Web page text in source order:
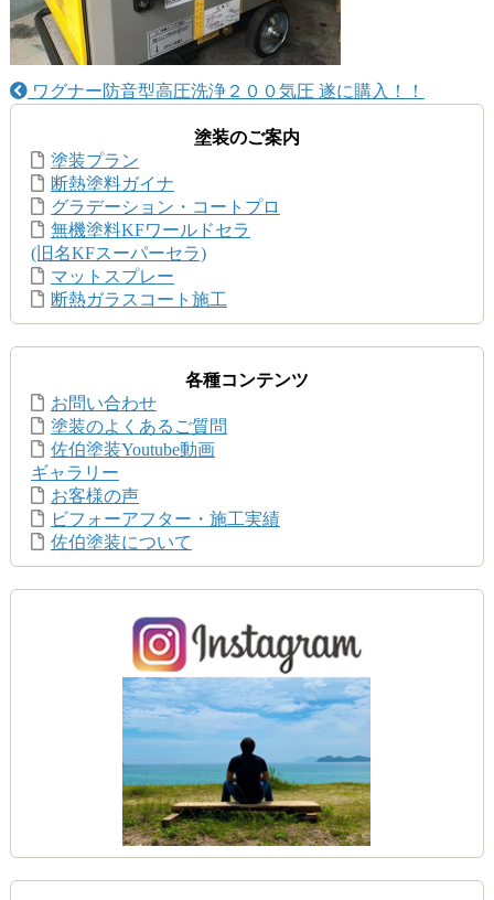
ワグナー防音型高圧洗浄２００気圧 遂に購入！！
塗装のご案内
塗装プラン
断熱塗料ガイナ
グラデーション・コートプロ
無機塗料KFワールドセラ
(旧名KFスーパーセラ)
マットスプレー
断熱ガラスコート施工
各種コンテンツ
お問い合わせ
塗装のよくあるご質問
佐伯塗装Youtube動画
ギャラリー
お客様の声
ビフォーアフター・施工実績
佐伯塗装について